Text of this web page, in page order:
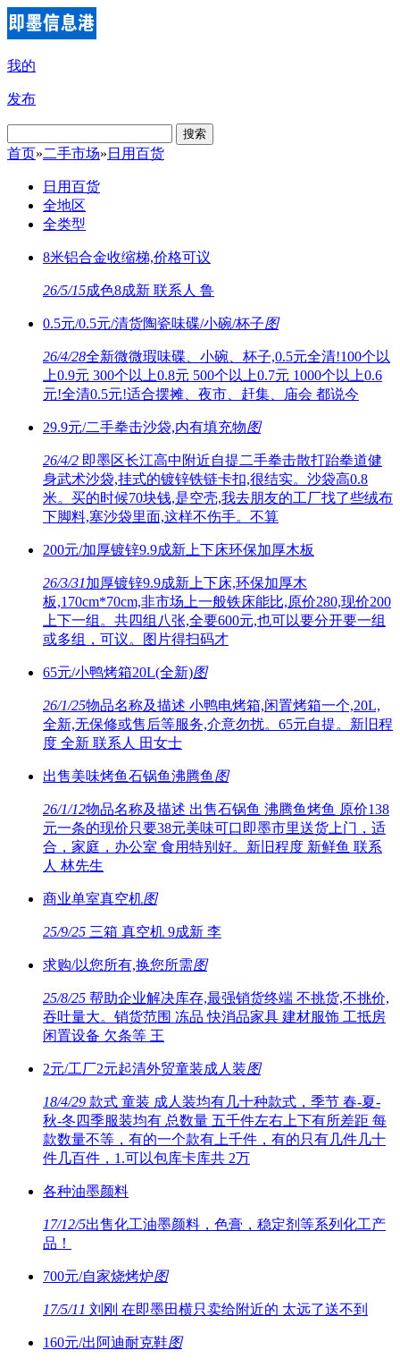
我的
发布
搜索
首页»二手市场» 日用百货
日用百货
全地区
全类型
8米铝合金收缩梯,价格可议
26/5/15成色8成新 联系人 鲁
0.5元/0.5元/清货陶瓷味碟/小碗/杯子图
26/4/28全新微微瑕味碟、小碗、杯子,0.5元全清!100个以
上0.9元 300个以上0.8元 500个以上0.7元 1000个以上0.6
元!全清0.5元!适合摆摊、夜市、赶集、庙会 都说今
29.9元/二手拳击沙袋,内有填充物图
26/4/2 即墨区长江高中附近自提二手拳击散打跆拳道健
身武术沙袋,挂式的镀锌铁链卡扣,很结实。沙袋高0.8
米。买的时候70块钱,是空壳,我去朋友的工厂找了些绒布
下脚料,塞沙袋里面,这样不伤手。不算
200元/加厚镀锌9.9成新上下床环保加厚木板
26/3/31加厚镀锌9.9成新上下床,环保加厚木
板,170cm*70cm,非市场上一般铁床能比,原价280,现价200
上下一组。共四组八张,全要600元,也可以要分开要一组
或多组，可议。图片得扫码才
65元/小鸭烤箱20L(全新)图
26/1/25物品名称及描述 小鸭电烤箱,闲置烤箱一个,20L,
全新,无保修或售后等服务,介意勿扰。65元自提。新旧程
度 全新 联系人 田女士
出售美味烤鱼石锅鱼沸腾鱼 图
26/1/12物品名称及描述 出售石锅鱼 沸腾鱼烤鱼 原价138
元一条的现价只要38元美味可口即墨市里送货上门，适
合，家庭，办公室 食用特别好。新旧程度 新鲜鱼 联系
人 林先生
商业单室真空机图
25/9/25 三箱 真空机 9成新 李
求购/以您所有,换您所需图
25/8/25 帮助企业解决库存,最强销货终端 不挑货,不挑价,
吞吐量大。销货范围 冻品 快消品家具 建材服饰 工抵房
闲置设备 欠条等 王
2元/工厂2元起清外贸童装成人装图
18/4/29 款式 童装 成人装均有几十种款式，季节 春-夏-
秋-冬四季服装均有 总数量 五千件左右上下有所差距 每
款数量不等，有的一个款有上千件，有的只有几件几十
件几百件，1.可以包库卡库共 2万
各种油墨颜料
17/12/5出售化工油墨颜料，色膏，稳定剂等系列化工产
品！
700元/自家烧烤炉图
17/5/11 刘刚 在即墨田横只卖给附近的 太远了送不到
160元/出阿迪耐克鞋图